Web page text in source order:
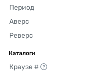
Период
Аверс
Реверс
Каталоги
Краузе #